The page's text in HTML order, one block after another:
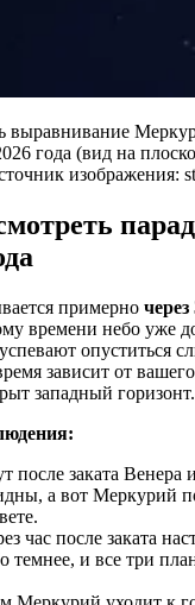
выравнивание
года (вид на
изображения:
примерно
времени небо уже
опуститься
зависит от
западный горизонт.
после заката
а вот Меркурий
час после заката
темнее, и все три